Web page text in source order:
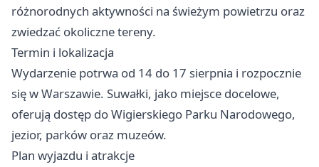
różnorodnych aktywności na świeżym powietrzu oraz
zwiedzać okoliczne tereny.
Termin i lokalizacja
Wydarzenie potrwa od 14 do 17 sierpnia i rozpocznie
się w Warszawie. Suwałki, jako miejsce docelowe,
oferują dostęp do Wigierskiego Parku Narodowego,
jezior, parków oraz muzeów.
Plan wyjazdu i atrakcje